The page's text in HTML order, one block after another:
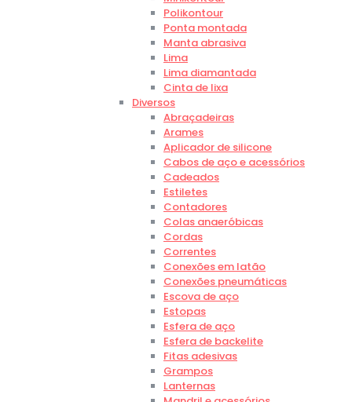
Polikontour
Ponta montada
Manta abrasiva
Lima
Lima diamantada
Cinta de lixa
Diversos
Abraçadeiras
Arames
Aplicador de silicone
Cabos de aço e acessórios
Cadeados
Estiletes
Contadores
Colas anaeróbicas
Cordas
Correntes
Conexões em latão
Conexões pneumáticas
Escova de aço
Estopas
Esfera de aço
Esfera de backelite
Fitas adesivas
Grampos
Lanternas